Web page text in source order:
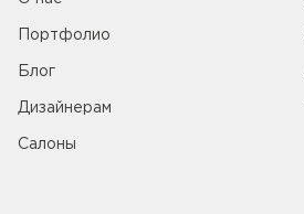
Портфолио
Блог
Дизайнерам
Салоны